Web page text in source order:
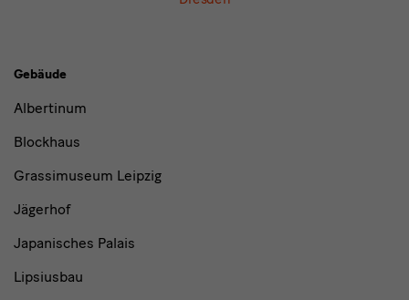
Gebäude,
Museen
Institutionen
Gebäude
Albertinum
Blockhaus
Grassimuseum Leipzig
Jägerhof
Japanisches Palais
Lipsiusbau